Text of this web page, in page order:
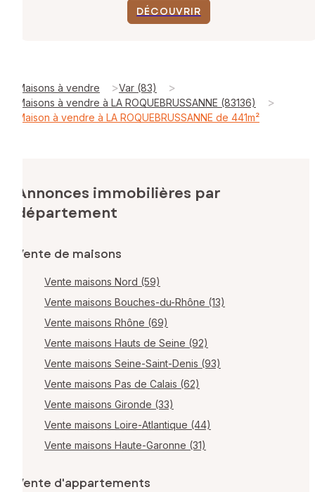
DÉCOUVRIR
Maisons à vendre >Var (83) >
Maisons à vendre à LA ROQUEBRUSSANNE (83136) >
Maison à vendre à LA ROQUEBRUSSANNE de 441m²
Annonces immobilières par
département
Vente de maisons
Vente maisons Nord (59)
Vente maisons Bouches-du-Rhône (13)
Vente maisons Rhône (69)
Vente maisons Hauts de Seine (92)
Vente maisons Seine-Saint-Denis (93)
Vente maisons Pas de Calais (62)
Vente maisons Gironde (33)
Vente maisons Loire-Atlantique (44)
Vente maisons Haute-Garonne (31)
Vente d'appartements